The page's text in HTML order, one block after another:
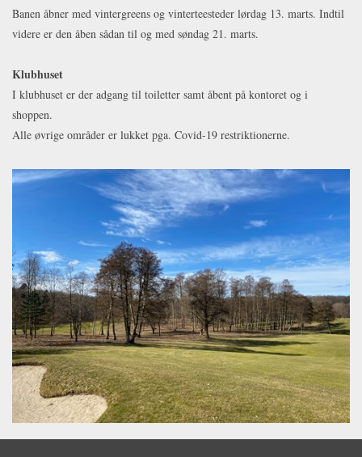
Banen åbner med vintergreens og vinterteesteder lørdag 13. marts. Indtil
videre er den åben sådan til og med søndag 21. marts.
Klubhuset
I klubhuset er der adgang til toiletter samt åbent på kontoret og i
shoppen.
Alle øvrige områder er lukket pga. Covid-19 restriktionerne.